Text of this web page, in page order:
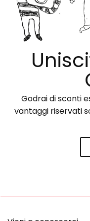
Godrai di sconti
vantaggi riservati